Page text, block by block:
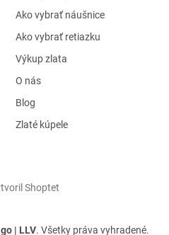
Ako vybrať náušnice
Ako vybrať retiazku
Výkup zlata
O nás
Blog
Zlaté kúpele
Shoptet
| LLV. Všetky práva vyhradené.